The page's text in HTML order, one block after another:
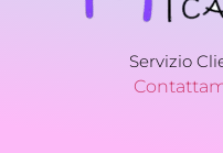
Servizio